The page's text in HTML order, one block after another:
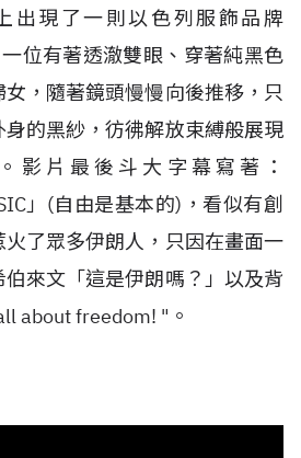
出現了一則以色列服飾品牌
位有著透澈雙眼、穿著純黑色
，隨著鏡頭慢慢向後推移，只
的黑紗，彷彿解放束縛般展現
影片最後斗大字幕寫著：
」(自由是基本的)，看似有創
了眾多伊朗人，只因在畫面一
來文「這是伊朗嗎？」以及背
about freedom! "。